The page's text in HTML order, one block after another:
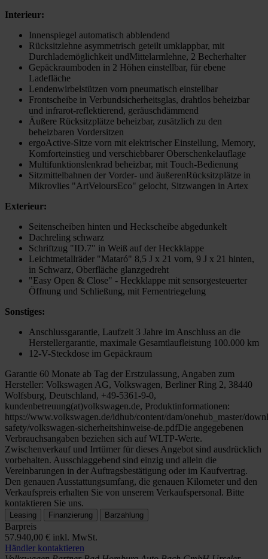
Interieur:
Innenspiegel automatisch abblendend
Rücksitzlehne asymmetrisch geteilt umklappbar, mit
Durchlademöglichkeit undMittelarmlehne, 2 Becherhalter
Gepäckraumboden in 2 Höhen einstellbar, für ebene
Ladefläche
Lendenwirbelstützen vorn pneumatisch einstellbar
Frontscheibe in Verbundsicherheitsglas, drahtlos beheizbar
und infrarot-reflektierend, geräuschdämmend
Äußere Rücksitzplätze beheizbar, zusätzlich zu den
beheizbaren Vordersitzen
ergoActive-Sitze vorn mit elektrischer Einstellung, Memory,
Komforteinstieg und verschiebbarer Oberschenkelauflage
Multifunktionslenkrad beheizbar, mit Touch-Bedienung
Sitzmittelbahnen der Vorder- und äußerenRücksitzplätze in
Mikrovlies "ArtVeloursEco" gelocht, Sitzwangen in Artex
Exterieur:
Seitenscheiben hinten und Heckscheibe abgedunkelt
Dachreling schwarz
Schriftzug "ID.7" in Weiß auf der Heckklappe
Leichtmetallräder "Mataró" 8,5 J x 21 vorn, 9 J x 21 hinten,
in Schwarz, Oberfläche glanzgedreht
"Easy Open & Close" - Heckklappe mit sensorgesteuerter
Öffnung und Schließung, mit Fernentriegelung
Sonstiges:
Anschlussgarantie, Laufzeit 3 Jahre im Anschluss an die
Herstellergarantie, maximale Gesamtlaufleistung 100.000 km
12-V-Steckdose im Gepäckraum
Garantie 60 Monate ab Tag der Erstzulassung, Angaben zum
Hersteller: Volkswagen AG, Volkswagen, Berliner Ring 2, 38440
Wolfsburg, Deutschland, +49-5361-9-0,
kundenbetreuung(at)volkswagen.de, Produktinformationen:
https://www.volkswagen.de/idhub/content/dam/onehub_master/
safety/volkswagen-sicherheitshinweise-de.pdfDie angegebenen
Verbrauchsangaben beziehen sich auf WLTP-Werte.
Zwischenverkauf und Irrtümer für dieses Angebot sind ausdrücklich
vorbehalten. Ausschlaggebend sind einzig und allein die
Vereinbarungen in der Auftragsbestätigung oder im Kaufvertrag.
Den genauen Ausstattungsumfang, die genauen Kilometer und den
Verkaufspreis erhalten Sie von unserem Verkaufspersonal. Bitte
kontaktieren Sie uns.
Leasing Finanzierung Barzahlung
Barpreis
57.940,00 € inkl. MwSt.
Händler kontaktieren